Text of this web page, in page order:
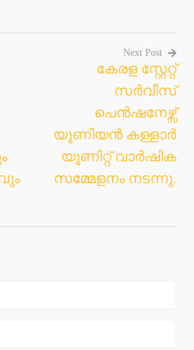
Next Post
കേരള ‌സ്റ്റേറ്റ്
സർവീസ്
പെൻഷനേഴ്സ്
യൂണിയൻ കള്ളാർ
യൂണിറ്റ് വാർഷിക
സമ്മേളനം നടന്നു.